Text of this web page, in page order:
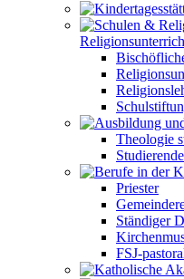
Theologie
Priester
Ständiger
FSJ-